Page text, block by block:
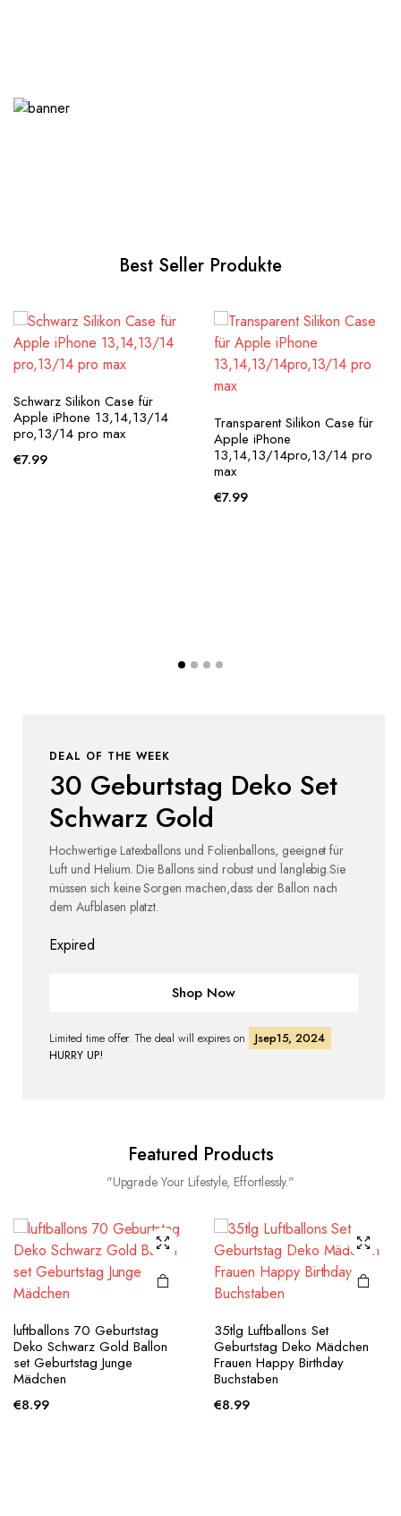
Best Seller Produkte
Schwarz Silikon Case für
Apple iPhone 13,14,13/14
pro,13/14 pro max
€7.99
Transparent Silikon Case für
Apple iPhone
13,14,13/14pro,13/14 pro
max
€7.99
DEAL OF THE WEEK
30 Geburtstag Deko Set
Schwarz Gold
Hochwertige Latexballons und Folienballons, geeignet für
Luft und Helium. Die Ballons sind robust und langlebig.Sie
müssen sich keine Sorgen machen,dass der Ballon nach
dem Aufblasen platzt.
Expired
Shop Now
Limited time offer. The deal will expires on
Jsep15, 2024
HURRY UP!
Featured Products
"Upgrade Your Lifestyle, Effortlessly."
luftballons 70 Geburtstag
Deko Schwarz Gold Ballon
set Geburtstag Junge
Mädchen
€8.99
35tlg Luftballons Set
Geburtstag Deko Mädchen
Frauen Happy Birthday
Buchstaben
€8.99